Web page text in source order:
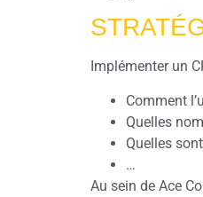
Implémenter un
Comment
Quelles
Quelles
…
Au sein de Ace